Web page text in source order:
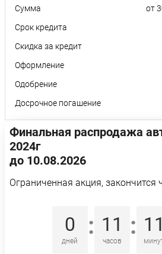
Сумма
от
Срок кредита
Скидка за кредит
Оформление
Одобрение
Досрочное погашение
Финальная распродажа
2024г
до 10.08.2026
Ограниченная акция, закончится
0
дней
: 11
часов
: 11